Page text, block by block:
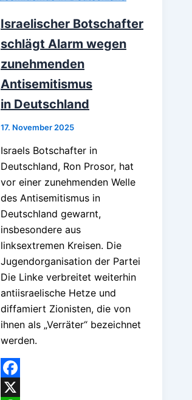
Israelischer Botschafter
schlägt Alarm wegen
zunehmenden
Antisemitismus
in Deutschland
17. November 2025
Israels Botschafter in
Deutschland, Ron Prosor, hat
vor einer zunehmenden Welle
des Antisemitismus in
Deutschland gewarnt,
insbesondere aus
linksextremen Kreisen. Die
Jugendorganisation der Partei
Die Linke verbreitet weiterhin
antiisraelische Hetze und
diffamiert Zionisten, die von
ihnen als „Verräter“ bezeichnet
werden.
Facebook